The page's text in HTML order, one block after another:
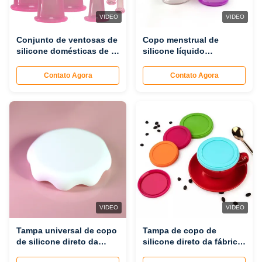
VIDEO
Conjunto de ventosas de
silicone domésticas de 7
Ventosas de silicone para
massagem e absorção de
Contato Agora
VIDEO
Copo menstrual de
silicone líquido
em estoque de fábrica, à
prova de vazamentos e
Contato Agora
VIDEO
Tampa universal de copo
de silicone direto da
VIDEO
Tampa de copo de
silicone direto da fábrica